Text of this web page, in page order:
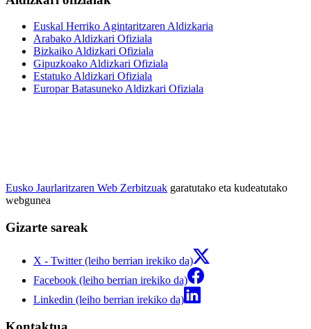
Euskal Herriko Agintaritzaren Aldizkaria
Arabako Aldizkari Ofiziala
Bizkaiko Aldizkari Ofiziala
Gipuzkoako Aldizkari Ofiziala
Estatuko Aldizkari Ofiziala
Europar Batasuneko Aldizkari Ofiziala
Eusko Jaurlaritzaren Web Zerbitzuak garatutako eta kudeatutako
webgunea
Gizarte sareak
X - Twitter (leiho berrian irekiko da)
Facebook (leiho berrian irekiko da)
Linkedin (leiho berrian irekiko da)